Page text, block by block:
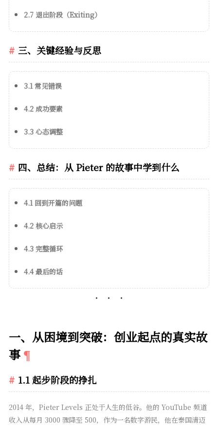
2.7 退出阶段（Exiting）
三、关键经验与反思
3.1 常见错误
4.2 成功要素
3.3 心态调整
四、总结：从 Pieter 的故事中学到什么
4.1 回到开篇的问题
4.2 核心启示
4.3 完整循环
4.4 最后的话
一、从困境到突破：创业起点的真实故
事
1.1 起步阶段的挣扎
2014 年，Pieter Levels 正处于人生的低谷。他的 YouTube 频道
收入从每月 3000 骤降至 500，作为一名数字游民，他在泰国清迈